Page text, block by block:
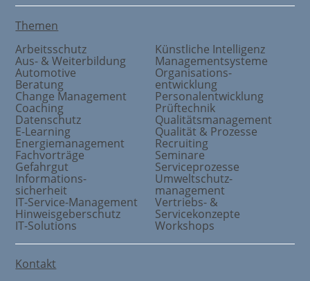
Themen
Arbeitsschutz
Aus- & Weiterbildung
Automotive
Beratung
Change Management
Coaching
Datenschutz
E-Learning
Energiemanagement
Fachvorträge
Gefahrgut
Informations-
sicherheit
IT-Service-Management
Hinweisgeberschutz
IT-Solutions
Künstliche Intelligenz
Managementsysteme
Organisations-
entwicklung
Personalentwicklung
Prüftechnik
Qualitätsmanagement
Qualität & Prozesse
Recruiting
Seminare
Serviceprozesse
Umweltschutz-
management
Vertriebs- &
Servicekonzepte
Workshops
Kontakt